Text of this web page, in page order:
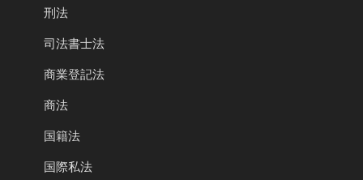
刑法
司法書士法
商業登記法
商法
国籍法
国際私法